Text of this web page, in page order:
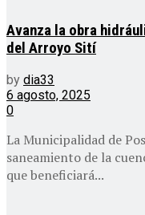
Avanza la obra
del Arroyo Sití
by dia33
6 agosto, 2025
0
La Municipalidad de
saneamiento de la
que beneficiará...